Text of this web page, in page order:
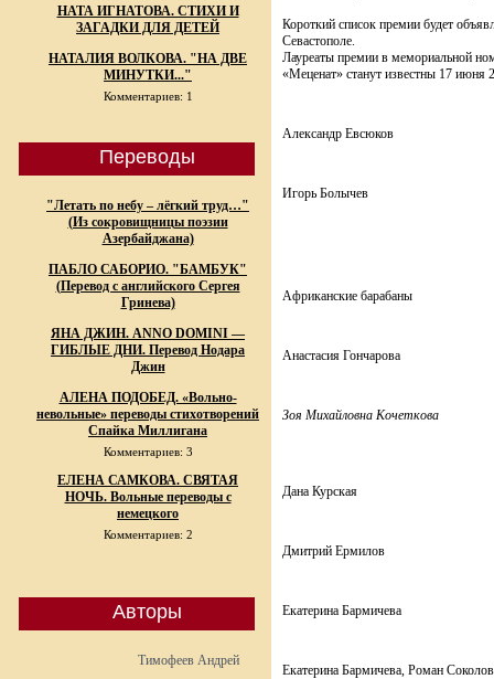
НАТА ИГНАТОВА. СТИХИ И
ЗАГАДКИ ДЛЯ ДЕТЕЙ
НАТАЛИЯ ВОЛКОВА. "НА ДВЕ
МИНУТКИ..."
Комментариев: 1
Переводы
"Летать по небу – лёгкий труд…"
(Из сокровищницы поэзии
Азербайджана)
ПАБЛО САБОРИО. "БАМБУК"
(Перевод с английского Сергея
Гринева)
ЯНА ДЖИН. ANNO DOMINI —
ГИБЛЫЕ ДНИ. Перевод Нодара
Джин
АЛЕНА ПОДОБЕД. «Вольно-
невольные» переводы стихотворений
Спайка Миллигана
Комментариев: 3
ЕЛЕНА САМКОВА. СВЯТАЯ
НОЧЬ. Вольные переводы с
немецкого
Комментариев: 2
Авторы
Тимофеев Андрей
Короткий список премии будет
Севастополе.
Лауреаты премии в мемориальной
«Меценат» станут известны 17 июня
Александр Евсюков
Игорь Болычев
Африканские барабаны
Анастасия Гончарова
Зоя Михайловна Кочеткова
Дана Курская
Дмитрий Ермилов
Екатерина Бармичева
Екатерина Бармичева, Роман